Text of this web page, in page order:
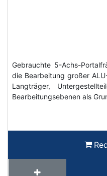
Gebrauchte 5-Achs-
die Bearbeitung großer
Langträger,
Bearbeitungsebenen als